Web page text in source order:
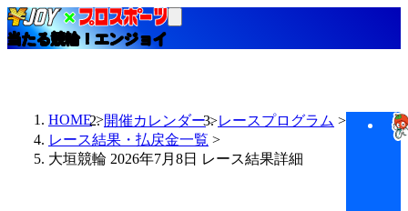
当たる競輪！エンジョイ
HOME 開催カレンダー
レースプログラム
レース結果・払戻金一覧
大垣競輪 2026年7月8日 レース結果詳細